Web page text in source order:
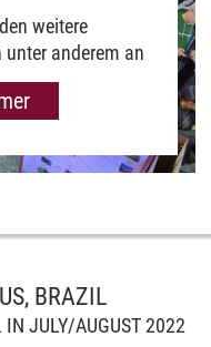
weitere
unter anderem an
um Ihnen Youtube-
Gerichtshof
unzureichend
Sie auf „Ja“
erfolgt die
von Youtube-
BRAZIL
IN JULY/AUGUST 2022